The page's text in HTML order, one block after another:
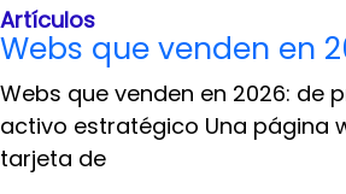
Artículos
Webs que venden en
Webs que venden en 2026: de
activo estratégico Una página
tarjeta de